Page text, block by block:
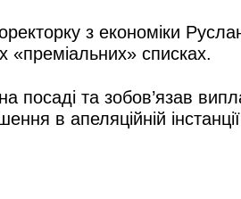
з економіки
«преміальних» списках.
та зобов’язав
в апеляційній